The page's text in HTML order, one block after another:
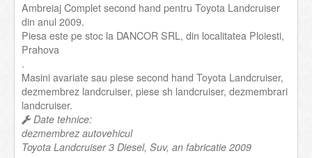
Ambreiaj Complet second hand pentru Toyota Landcruiser
din anul 2009.
Piesa este pe stoc la DANCOR SRL, din localitatea Ploiesti,
Prahova
.
Masini avariate sau piese second hand Toyota Landcruiser,
dezmembrez landcruiser, piese sh landcruiser, dezmembrari
landcruiser.
Date tehnice:
dezmembrez autovehicul
Toyota Landcruiser 3 Diesel, Suv, an fabricatie 2009